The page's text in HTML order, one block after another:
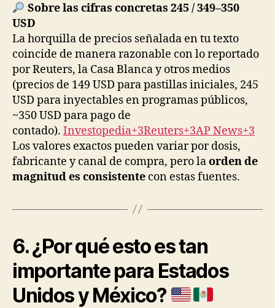
Sobre las cifras concretas 245 / 349–350
USD
La horquilla de precios señalada en tu texto
coincide de manera razonable con lo reportado
por Reuters, la Casa Blanca y otros medios
(precios de 149 USD para pastillas iniciales, 245
USD para inyectables en programas públicos,
~350 USD para pago de
contado). Investopedia+3Reuters+3AP News+3
Los valores exactos pueden variar por dosis,
fabricante y canal de compra, pero laorden de
magnitud es consistente con estas fuentes.
6. ¿Por qué esto es tan
importante para Estados
Unidos y México?